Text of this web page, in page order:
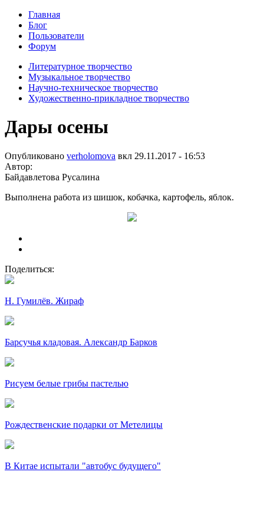
Главная
Блог
Пользователи
Форум
Литературное творчество
Музыкальное творчество
Научно-техническое творчество
Художественно-прикладное творчество
Дары осены
Опубликовано verholomova вкл 29.11.2017 - 16:53
Автор:
Байдавлетова Русалина
Выполнена работа из шишок, кобачка, картофель, яблок.
Поделиться:
Н. Гумилёв. Жираф
Барсучья кладовая. Александр Барков
Рисуем белые грибы пастелью
Рождественские подарки от Метелицы
В Китае испытали "автобус будущего"